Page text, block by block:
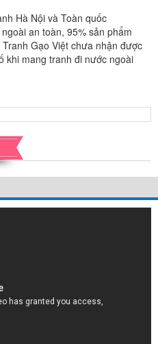
Hà Nội và Toàn quốc
an toàn, 95% sản phẩm
Gạo Việt chưa nhận được
khi mang tranh đi nước ngoài